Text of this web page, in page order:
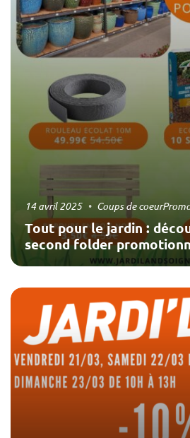
Tout pour le jardin :
second folder
14 avril 2025 Coups de coeur